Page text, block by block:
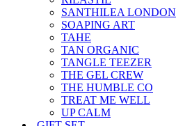
SANTHILEA LONDON
SOAPING ART
TAHE
TAN ORGANIC
TANGLE TEEZER
THE GEL CREW
THE HUMBLE CO
TREAT ME WELL
UP CALM